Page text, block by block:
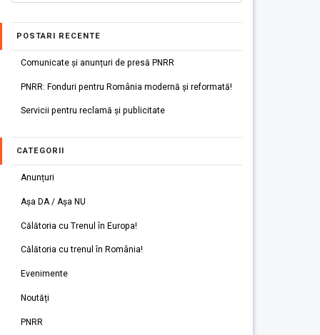
POSTARI RECENTE
Comunicate și anunțuri de presă PNRR
PNRR: Fonduri pentru România modernă și reformată!
Servicii pentru reclamă și publicitate
CATEGORII
Anunțuri
Așa DA / Așa NU
Călătoria cu Trenul în Europa!
Călătoria cu trenul în România!
Evenimente
Noutăți
PNRR